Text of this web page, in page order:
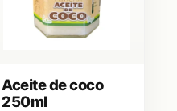
Aceite de coco
250ml